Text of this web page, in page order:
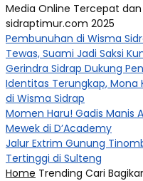
Media Online Tercepat
sidraptimur.com 2025
Pembunuhan di Wisma
Tewas, Suami Jadi Saksi
Gerindra Sidrap Dukung
Identitas Terungkap, Mona
di Wisma Sidrap
Momen Haru! Gadis Manis
Mewek di D’Academy​
Jalur Extrim Gunung
Tertinggi di Sulteng
Home Trending Cari